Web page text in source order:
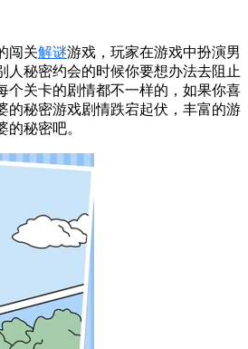
闯关解谜游戏，玩家在游戏中扮演男
人秘密约会的时候你要想办法去阻止
个关卡的剧情都不一样的，如果你喜
的秘密游戏剧情跌宕起伏，丰富的游
的秘密吧。